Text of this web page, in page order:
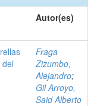
Autor(es)
Fraga
Zizumbo,
Alejandro;
Gil Arroyo,
Said Alberto